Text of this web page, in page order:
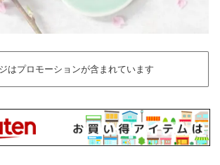
はプロモーションが含まれています